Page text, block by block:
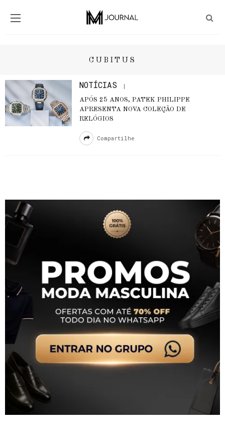
CUBITUS
NOTÍCIAS
APÓS 25 ANOS, PATEK PHILIPPE
APRESENTA NOVA COLEÇÃO DE
RELÓGIOS
Compartilhe